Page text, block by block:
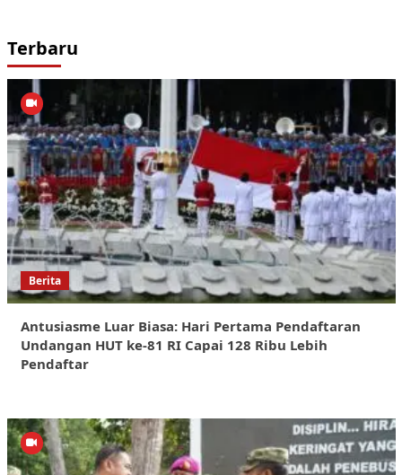
Terbaru
Berita
Antusiasme Luar Biasa: Hari Pertama Pendaftaran
Undangan HUT ke-81 RI Capai 128 Ribu Lebih
Pendaftar